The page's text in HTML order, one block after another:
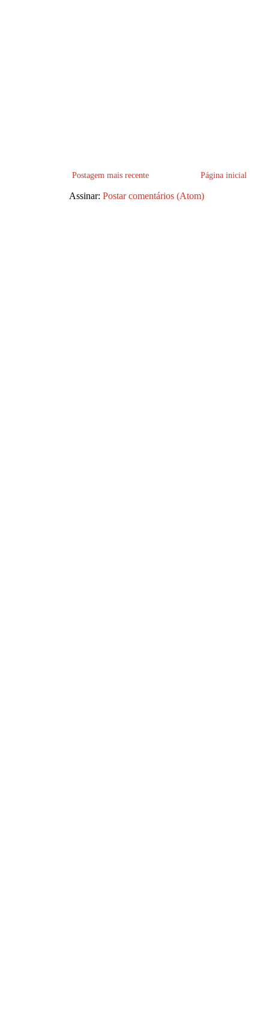
Postagem mais recente Página inicial
Assinar: Postar comentários (Atom)